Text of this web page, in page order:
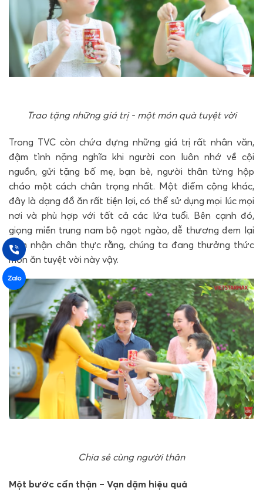
Trao tặng những giá trị - một món quà tuyệt vời
Trong TVC còn chứa đựng những giá trị rất nhân văn,
đậm tình nặng nghĩa khi người con luôn nhớ về cội
nguồn, gửi tặng bố mẹ, bạn bè, người thân từng hộp
cháo một cách chân trọng nhất. Một điểm cộng khác,
đây là dạng đồ ăn rất tiện lợi, có thể sử dụng mọi lúc mọi
nơi và phù hợp với tất cả các lứa tuổi. Bên cạnh đó,
giọng miền trung nam bộ ngọt ngào, dễ thương đem lại
cảm nhận chân thực rằng, chúng ta đang thưởng thức
món ăn tuyệt vời này vậy.
Chia sẻ cùng người thân
Một bước cẩn thận – Vạn dặm hiệu quả